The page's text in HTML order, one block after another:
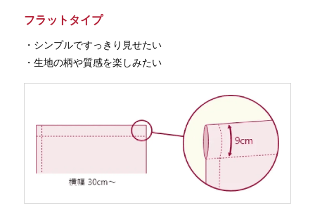
フラットタイプ
・シンプルですっきり見せたい
・生地の柄や質感を楽しみたい